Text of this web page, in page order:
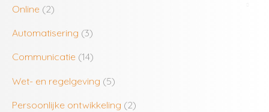
Online (2)
Automatisering (3)
Communicatie (14)
Wet- en regelgeving (5)
Persoonlijke ontwikkeling (2)